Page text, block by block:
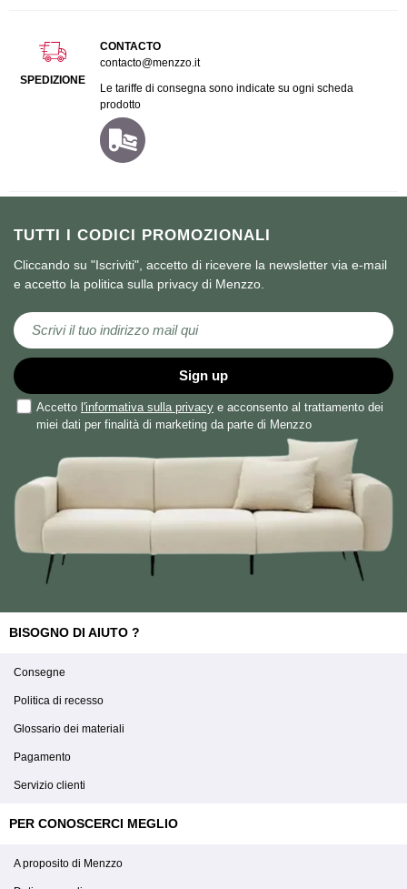
TUTTI I CODICI PROMOZIONALI
Cliccando su "Iscriviti", accetto di ricevere la newsletter via e-mail
e accetto la politica sulla privacy di Menzzo.
Iscriviti alla nostra Newsletter:
Sign up
Accetto l'informativa sulla privacy e acconsento al trattamento dei
miei dati per finalità di marketing da parte di Menzzo
SPEDIZIONE
CONTACTO
contacto@menzzo.it
Le tariffe di consegna sono indicate su ogni scheda
prodotto
BISOGNO DI AIUTO ?
Consegne
Politica di recesso
Glossario dei materiali
Pagamento
Servizio clienti
PER CONOSCERCI MEGLIO
A proposito di Menzzo